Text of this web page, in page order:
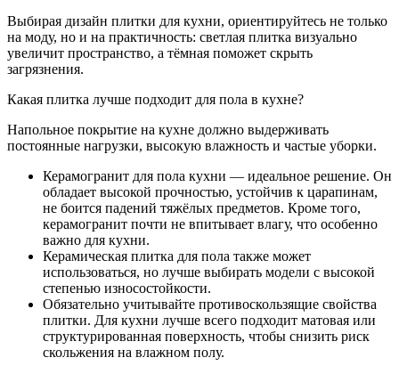
Выбирая дизайн плитки для кухни, ориентируйтесь не только
на моду, но и на практичность: светлая плитка визуально
увеличит пространство, а тёмная поможет скрыть
загрязнения.
Какая плитка лучше подходит для пола в кухне?
Напольное покрытие на кухне должно выдерживать
постоянные нагрузки, высокую влажность и частые уборки.
Керамогранит для пола кухни — идеальное решение. Он
обладает высокой прочностью, устойчив к царапинам,
не боится падений тяжёлых предметов. Кроме того,
керамогранит почти не впитывает влагу, что особенно
важно для кухни.
Керамическая плитка для пола также может
использоваться, но лучше выбирать модели с высокой
степенью износостойкости.
Обязательно учитывайте противоскользящие свойства
плитки. Для кухни лучше всего подходит матовая или
структурированная поверхность, чтобы снизить риск
скольжения на влажном полу.